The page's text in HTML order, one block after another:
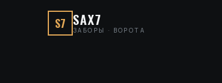
S7 SAX7
ЗАБОРЫ · ВОРОТА